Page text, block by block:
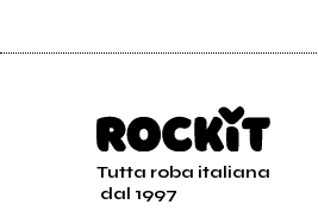
Tutta roba italiana
dal 1997